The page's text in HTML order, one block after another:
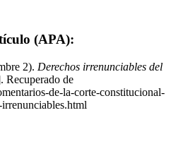
(APA):
2). Derechos irrenunciables del
Recuperado de
de-la-corte-constitucional-